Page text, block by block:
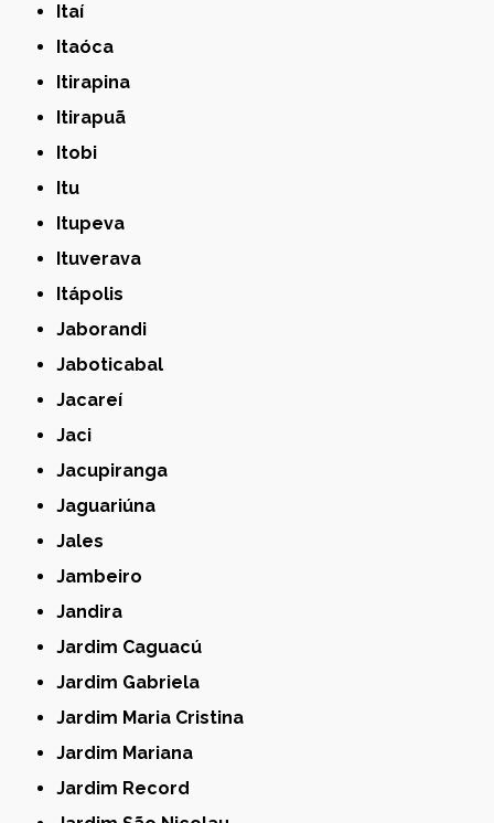
Itaí
Itaóca
Itirapina
Itirapuã
Itobi
Itu
Itupeva
Ituverava
Itápolis
Jaborandi
Jaboticabal
Jacareí
Jaci
Jacupiranga
Jaguariúna
Jales
Jambeiro
Jandira
Jardim Caguacú
Jardim Gabriela
Jardim Maria Cristina
Jardim Mariana
Jardim Record